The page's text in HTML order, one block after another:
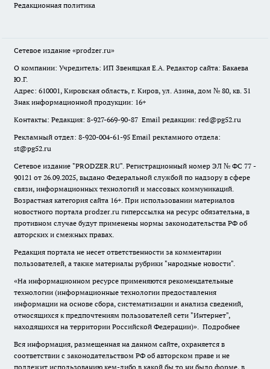
Редакционная политика
Сетевое издание «prodzer.ru»
О компании: Учредитель: ИП Звеняцкая Е.А. Редактор сайта: Бакаева
Ю.Г.
Адрес: 610001, Кировская область, г. Киров, ул. Азина, дом № 80, кв. 31
Знак информационной продукции: 16+
Контакты: Редакция: 8-927-669-90-87 Email редакции: red@pg52.ru
Рекламный отдел: 8-920-004-61-95 Email рекламного отдела:
st@pg52.ru
Сетевое издание "PRODZER.RU". Регистрационный номер ЭЛ № ФС 77 -
90121 от 26.09.2025, выдано Федеральной службой по надзору в сфере
связи, информационных технологий и массовых коммуникаций.
Возрастная категория сайта 16+. При использовании материалов
новостного портала prodzer.ru гиперссылка на ресурс обязательна, в
противном случае будут применены нормы законодательства РФ об
авторских и смежных правах.
Редакция портала не несет ответственности за комментарии
пользователей, а также материалы рубрики "народные новости".
«На информационном ресурсе применяются рекомендательные
технологии (информационные технологии предоставления
информации на основе сбора, систематизации и анализа сведений,
относящихся к предпочтениям пользователей сети "Интернет",
находящихся на территории Российской Федерации)». Подробнее
Вся информация, размещенная на данном сайте, охраняется в
соответствии с законодательством РФ об авторском праве и не
подлежит использованию кем-либо в какой бы то ни было форме, в